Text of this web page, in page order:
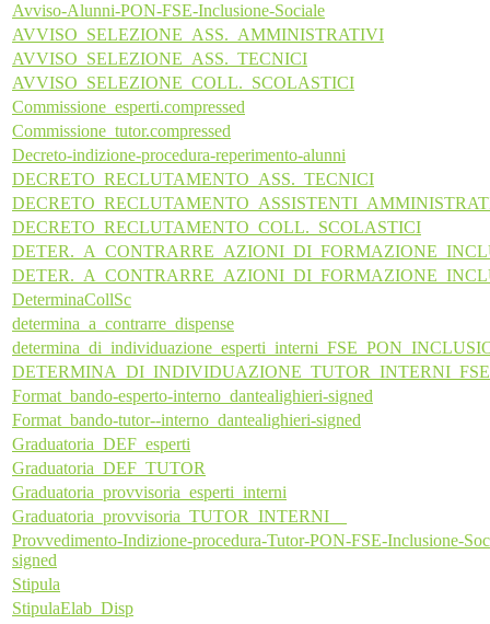
Avviso-Alunni-PON-FSE-Inclusione-Sociale
AVVISO_SELEZIONE_ASS._AMMINISTRATIVI
AVVISO_SELEZIONE_ASS._TECNICI
AVVISO_SELEZIONE_COLL._SCOLASTICI
Commissione_esperti.compressed
Commissione_tutor.compressed
Decreto-indizione-procedura-reperimento-alunni
DECRETO_RECLUTAMENTO_ASS._TECNICI
DECRETO_RECLUTAMENTO_COLL._SCOLASTICI
DeterminaCollSc
determina_a_contrarre_dispense
Format_bando-esperto-interno_dantealighieri-signed
Format_bando-tutor--interno_dantealighieri-signed
Graduatoria_DEF_esperti
Graduatoria_DEF_TUTOR
Graduatoria_provvisoria_esperti_interni
Graduatoria_provvisoria_TUTOR_INTERNI__
Provvedimento-Indizione-procedura-Tutor-PON-FSE-Inclusione-
signed
Stipula
StipulaElab_Disp